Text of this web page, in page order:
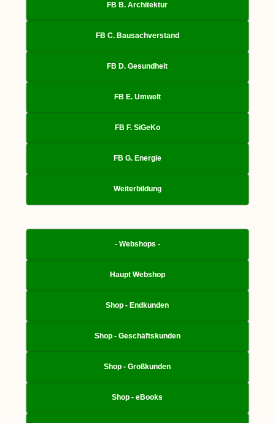
FB B. Architektur
FB C. Bausachverstand
FB D. Gesundheit
FB E. Umwelt
FB F. SiGeKo
FB G. Energie
Weiterbildung
- Webshops -
Haupt Webshop
Shop - Endkunden
Shop - Geschäftskunden
Shop - Großkunden
Shop - eBooks